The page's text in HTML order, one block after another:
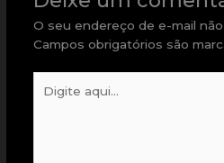
O seu endereço de e-mail
Campos obrigatórios são
aqui...